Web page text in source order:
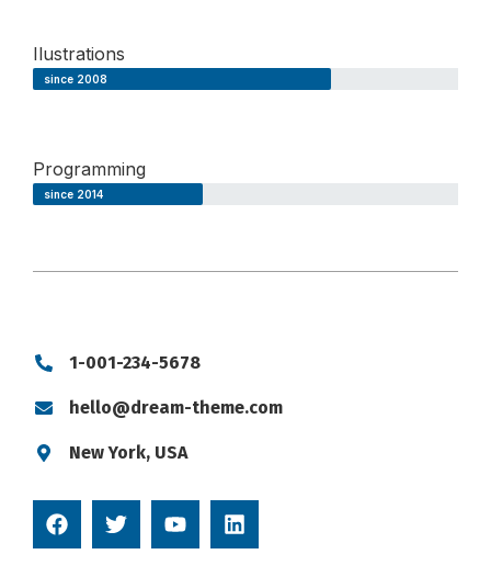
Ilustrations
since 2008
Programming
since 2014
1-001-234-5678
hello@dream-theme.com
New York, USA